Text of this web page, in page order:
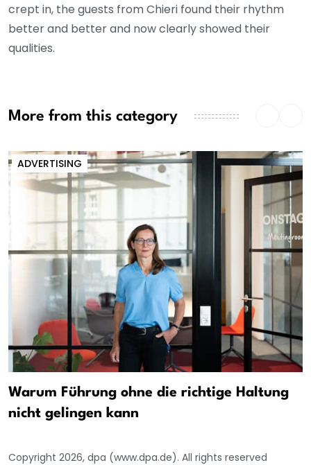
crept in, the guests from Chieri found their rhythm
better and better and now clearly showed their
qualities.
More from this category
ADVERTISING
Warum Führung ohne die richtige Haltung
nicht gelingen kann
Copyright 2026, dpa (www.dpa.de). All rights reserved